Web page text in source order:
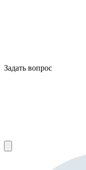
Задать вопрос